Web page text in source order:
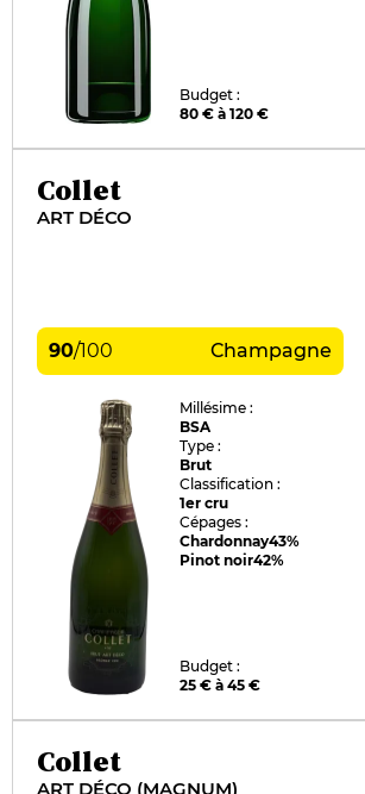
Budget :
80 € à 120 €
Collet
ART DÉCO
90/100 Champagne
Millésime :
BSA
Type :
Brut
Classification :
1er cru
Cépages :
Chardonnay43%
Pinot noir42%
Budget :
25 € à 45 €
Collet
ART DÉCO (MAGNUM)